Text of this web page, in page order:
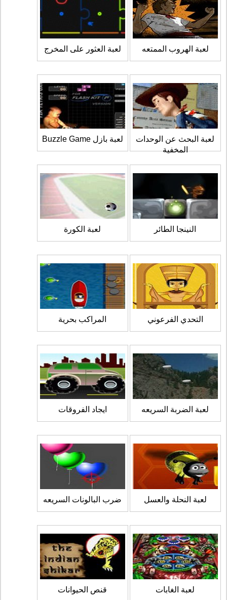
لعبة الهروب الممتعه لعبة العثور على المخرج
لعبة البحث عن الوحدات
المخفية
لعبة بازل Buzzle Game
النينجا الطائر لعبة الكورة
التحدي الفرعوني المراكب بحرية
لعبة الضربة السريعه ايجاد الفروقات
لعبة النحلة والعسل ضرب البالونات السريعه
لعبة الغابات قنص الحيوانات